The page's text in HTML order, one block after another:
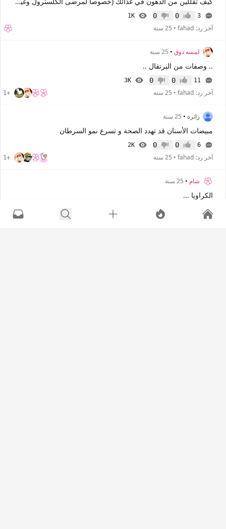
3 إعجاب0 عدم إعجاب
0
1K
آخر رد: fahad
• 25 سنة
لمسه ذوق • 25 سنة
.. وصفات من البرتقال ..
11 إعجاب0 عدم إعجاب
0
3K
آخر رد: fahad
• 25 سنة +1
زائرة • 25 سنة
مبيضات الأسنان قد تهدد الصحة و تسرع نمو السرطان
6 إعجاب0 عدم إعجاب
0
2K
آخر رد: fahad
• 25 سنة +1
شام • 25 سنة
الكراويا ...
عدم إعجاب
آخر رد: